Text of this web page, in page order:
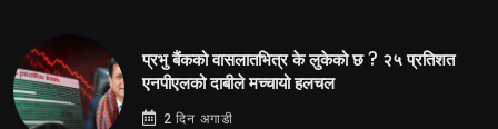
प्रभु बैंकको वासलातभित्र के लुकेको छ ? २५ प्रतिशत
एनपीएलको दाबीले मच्चायो हलचल
2 दिन अगाडी